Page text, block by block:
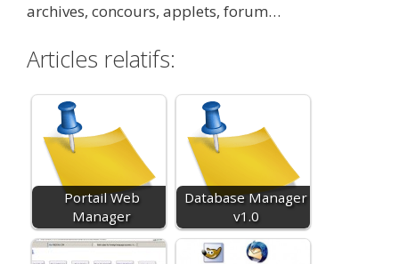
archives, concours, applets, forum…
Articles relatifs:
Portail Web
Manager
Database Manager
v1.0